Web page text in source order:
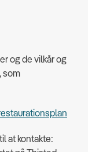
og de vilkår og
som
at kontakte: